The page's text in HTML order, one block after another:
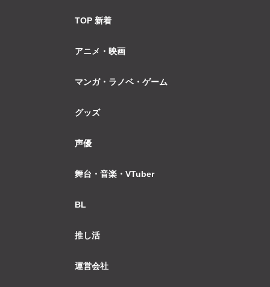
TOP 新着
アニメ・映画
マンガ・ラノベ・ゲーム
グッズ
声優
舞台・音楽・VTuber
BL
推し活
運営会社